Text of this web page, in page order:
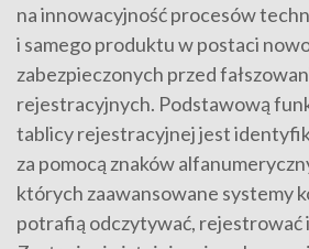
na innowacyjność procesów
i samego produktu w postaci
zabezpieczonych przed
rejestracyjnych. Podstawową
tablicy rejestracyjnej jest
za pomocą znaków
których zaawansowane systemy
potrafią odczytywać, rejestrować